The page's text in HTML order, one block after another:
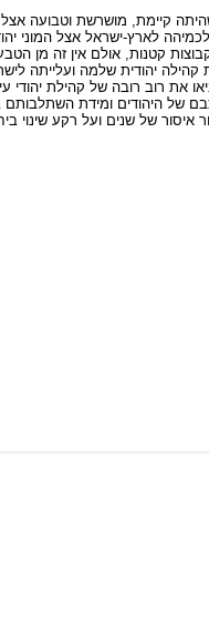
קיימת, מושרשת וטבועה אצל
לארץ-ישראל אצל המוני
קטנות, אולם אין זה מן
יהודית שלמה ועלייתה
את רוב רובה של קהילת יהודי
של היהודים ומידת
של שנים ועל רקע שינוי